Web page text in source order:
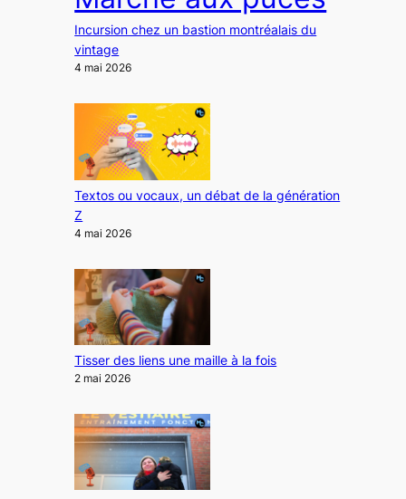
Incursion chez un bastion montréalais du
vintage
4 mai 2026
Textos ou vocaux, un débat de la génération
Z
4 mai 2026
Tisser des liens une maille à la fois
2 mai 2026